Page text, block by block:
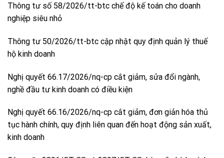
Thông tư số 58/2026/tt-btc chế độ kế toán cho doanh
nghiệp siêu nhỏ
Thông tư 50/2026/tt-btc cập nhật quy định quản lý thuế
hộ kinh doanh
Nghị quyết 66.17/2026/nq-cp cắt giảm, sửa đổi ngành,
nghề đầu tư kinh doanh có điều kiện
Nghị quyết 66.16/2026/nq-cp cắt giảm, đơn giản hóa thủ
tục hành chính, quy định liên quan đến hoạt động sản xuất,
kinh doanh